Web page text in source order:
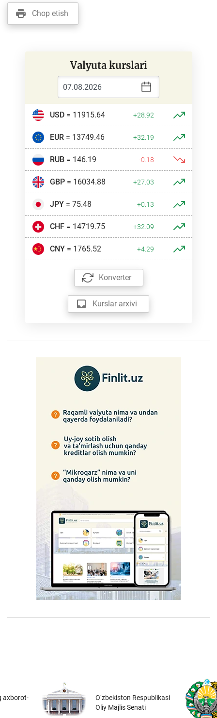
Chop etish
Valyuta kurslari
USD= 11915.64 +28.92
EUR= 13749.46 +32.19
RUB= 146.19 -0.18
GBP= 16034.88 +27.03
JPY= 75.48 +0.13
CHF= 14719.75 +32.09
CNY= 1765.52 +4.29
Konverter
Kurslar arxivi
axborot-
O‘zbekiston Respublikasi
Oliy Majlis Senati